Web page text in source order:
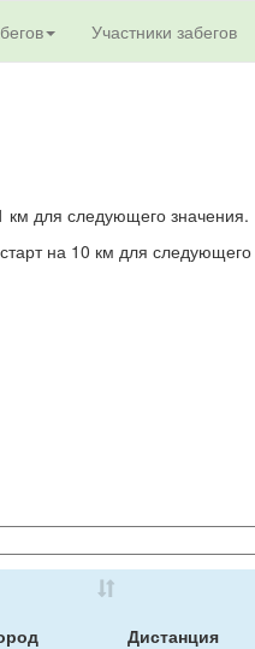
Участники забегов
км для следующего значения.
на 10 км для следующего
Дистанция